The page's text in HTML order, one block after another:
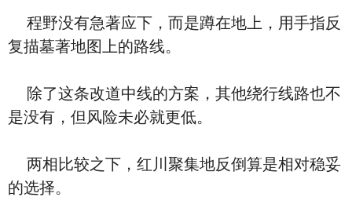
程野没有急著应下，而是蹲在地上，用手指反
复描墓著地图上的路线。
除了这条改道中线的方案，其他绕行线路也不
是没有，但风险未必就更低。
两相比较之下，红川聚集地反倒算是相对稳妥
的选择。